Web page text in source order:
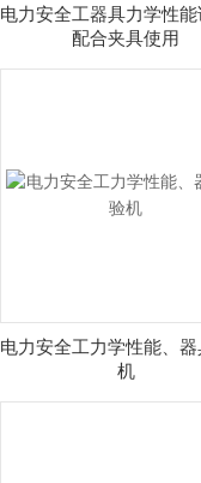
电力安全工器具力学性
配合夹具使用
电力安全工力学性能、
机